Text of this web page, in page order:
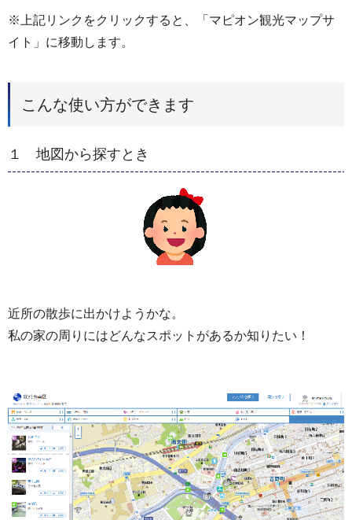
※上記リンクをクリックすると、「マピオン観光マップサ
イト」に移動します。
こんな使い方ができます
１ 地図から探すとき
近所の散歩に出かけようかな。
私の家の周りにはどんなスポットがあるか知りたい！